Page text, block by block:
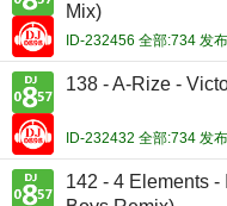
Mix)
ID-232456 全部:734 发
138 - A-Rize -
ID-232432 全部:734 发
142 - 4 Elements -